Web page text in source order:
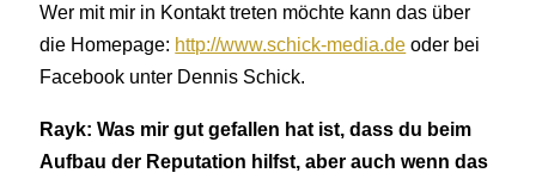
Wer mit mir in Kontakt treten möchte kann das über
die Homepage: http://www.schick-media.de oder bei
Facebook unter Dennis Schick.
Rayk: Was mir gut gefallen hat ist, dass du beim
Aufbau der Reputation hilfst, aber auch wenn das